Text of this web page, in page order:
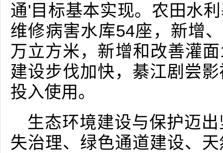
通'目标基本实现。农田水
维修病害水库54座，新增
万立方米，新增和改善灌
建设步伐加快，綦江剧尝
投入使用。
生态环境建设与保护迈
失治理、绿色通道建设、